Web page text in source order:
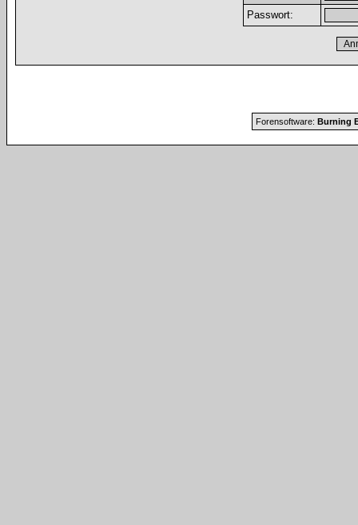
Passwort:
Forensoftware: Burning